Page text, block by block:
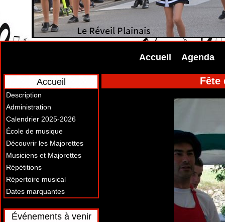
Accueil Agenda
Accueil
Description
Administration
Calendrier 2025-2026
École de musique
Découvrir les Majorettes
Musiciens et Majorettes
Répétitions
Répertoire musical
Dates marquantes
Événements à venir
Fête